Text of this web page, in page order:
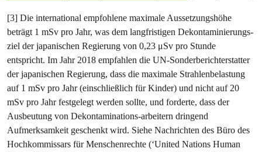
[3] Die international empfohlene maximale Aussetzungshöhe
beträgt 1 mSv pro Jahr, was dem langfristigen Dekontaminierungs-
ziel der japanischen Regierung von 0,23 μSv pro Stunde
entspricht. Im Jahr 2018 empfahlen die UN-Sonderberichterstatter
der japanischen Regierung, dass die maximale Strahlenbelastung
auf 1 mSv pro Jahr (einschließlich für Kinder) und nicht auf 20
mSv pro Jahr festgelegt werden sollte, und forderte, dass der
Ausbeutung von Dekontaminations-arbeitern dringend
Aufmerksamkeit geschenkt wird. Siehe Nachrichten des Büro des
Hochkommissars für Menschenrechte (‘United Nations Human